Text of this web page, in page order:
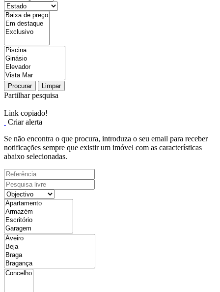
Procurar Limpar
Partilhar pesquisa
Link copiado!
Criar alerta
Se não encontra o que procura, introduza o seu email para receber
notificações sempre que existir um imóvel com as características
abaixo selecionadas.